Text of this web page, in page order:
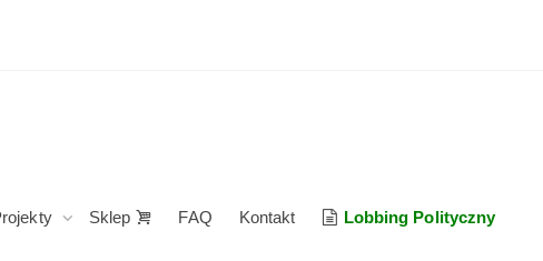
Sklep FAQ Kontakt Lobbing Polityczny